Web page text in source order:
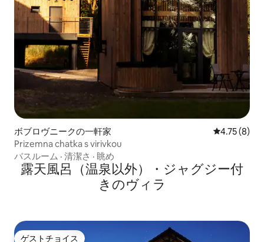
ボブロヴニークの一軒家 レビュー8
4.75 (8)
Prizemna chatka s virivkou
バスルーム · 清潔さ · 眺め
露天風呂（温泉以外）・ジャグジー付
きのヴィラ
ゲストチョイス